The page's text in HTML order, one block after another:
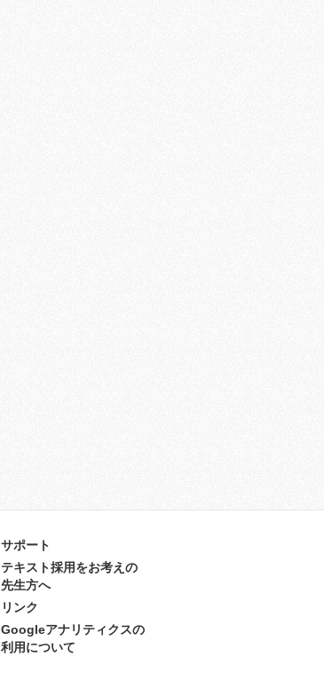
サポート
テキスト採用をお考えの
先生方へ
リンク
Googleアナリティクスの
利用について